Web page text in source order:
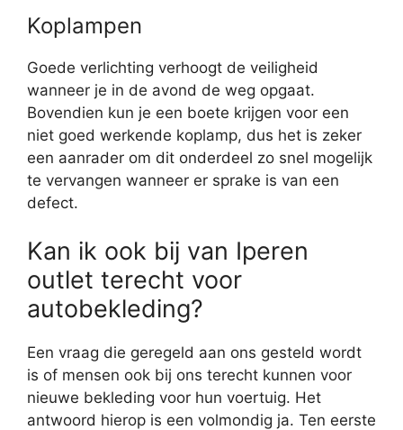
Koplampen
Goede verlichting verhoogt de veiligheid
wanneer je in de avond de weg opgaat.
Bovendien kun je een boete krijgen voor een
niet goed werkende koplamp, dus het is zeker
een aanrader om dit onderdeel zo snel mogelijk
te vervangen wanneer er sprake is van een
defect.
Kan ik ook bij van Iperen
outlet terecht voor
autobekleding?
Een vraag die geregeld aan ons gesteld wordt
is of mensen ook bij ons terecht kunnen voor
nieuwe bekleding voor hun voertuig. Het
antwoord hierop is een volmondig ja. Ten eerste